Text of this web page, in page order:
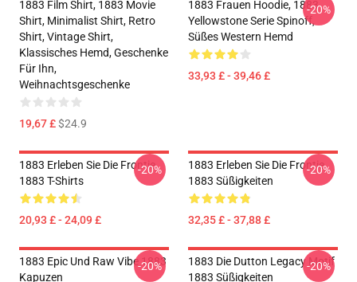
1883 Film Shirt, 1883 Movie
Shirt, Minimalist Shirt, Retro
Shirt, Vintage Shirt,
Klassisches Hemd, Geschenke
Für Ihn,
Weihnachtsgeschenke
19,67 £$24.9
1883 Frauen Hoodie, 1883
Yellowstone Serie Spinoff,
Süßes Western Hemd
33,93 £ - 39,46 £
-20%
1883 Erleben Sie Die Frontie
1883 T-Shirts
20,93 £ - 24,09 £
-20%
1883 Erleben Sie Die Frontie
1883 Süßigkeiten
32,35 £ - 37,88 £
-20%
1883 Epic Und Raw Vibe 1883
Kapuzen
-20%
1883 Die Dutton Legacy Motif
1883 Süßigkeiten
-20%